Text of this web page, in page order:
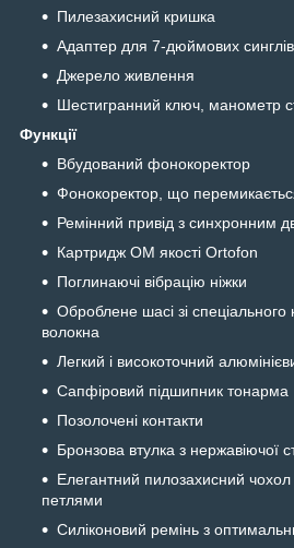
Пилезахисний кришка
Адаптер для 7-дюймових синглів
Джерело живлення
Шестигранний ключ, манометр
Функції
Вбудований фонокоректор
Фонокоректор, що перемикається
Ремінний привід з синхронним
Картридж OM якості Ortofon
Поглинаючі вібрацію ніжки
Оброблене шасі зі спеціального
волокна
Легкий і високоточний
Сапфіровий підшипник тонарма
Позолочені контакти
Бронзова втулка з нержавіючої
Елегантний пилозахисний
петлями
Силіконовий ремінь з